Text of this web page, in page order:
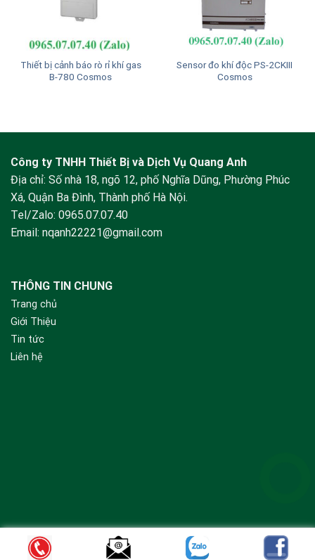
Thiết bị cảnh báo rò rỉ khí gas
B-780 Cosmos
Sensor đo khí độc PS-2CKIII
Cosmos
Công ty TNHH Thiết Bị và Dịch Vụ Quang Anh
Địa chỉ: Số nhà 18, ngõ 12, phố Nghĩa Dũng, Phường Phúc
Xá, Quận Ba Đình, Thành phố Hà Nội.
Tel/Zalo: 0965.07.07.40
Email: nqanh22221@gmail.com
THÔNG TIN CHUNG
Trang chủ
Giới Thiệu
Tin tức
Liên hệ